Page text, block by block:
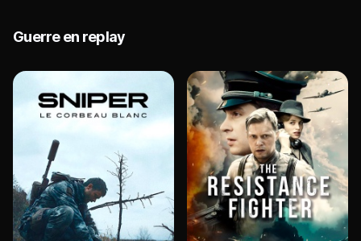
Guerre en replay